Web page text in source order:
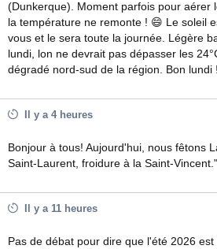
(Dunkerque). Moment parfois pour aérer
la température ne remonte ! 😄 Le soleil
vous et le sera toute la journée. Légère
lundi, lon ne devrait pas dépasser les
dégradé nord-sud de la région. Bon lundi
Il y a 4 heures
Bonjour à tous! Aujourd'hui, nous fêtons
Saint-Laurent, froidure à la Saint-
Il y a 11 heures
Pas de débat pour dire que l'été 2026